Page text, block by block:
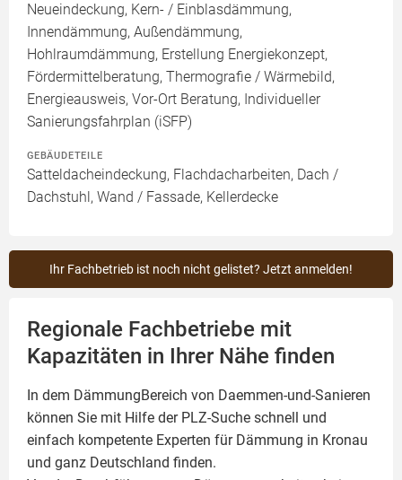
Neueindeckung, Kern- / Einblasdämmung,
Innendämmung, Außendämmung,
Hohlraumdämmung, Erstellung Energiekonzept,
Fördermittelberatung, Thermografie / Wärmebild,
Energieausweis, Vor-Ort Beratung, Individueller
Sanierungsfahrplan (iSFP)
GEBÄUDETEILE
Satteldacheindeckung, Flachdacharbeiten, Dach /
Dachstuhl, Wand / Fassade, Kellerdecke
Ihr Fachbetrieb ist noch nicht gelistet? Jetzt anmelden!
Regionale Fachbetriebe mit
Kapazitäten in Ihrer Nähe finden
In dem DämmungBereich von Daemmen-und-Sanieren
können Sie mit Hilfe der PLZ-Suche schnell und
einfach kompetente Experten für Dämmung in Kronau
und ganz Deutschland finden.